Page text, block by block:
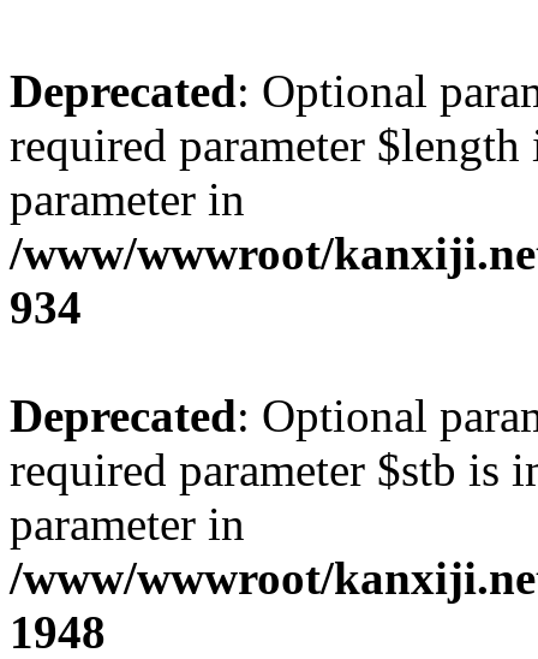
Deprecated: Optional
required parameter
parameter in
/www/wwwroot/
934
Deprecated: Optional
required parameter $stb is
parameter in
/www/wwwroot/
1948